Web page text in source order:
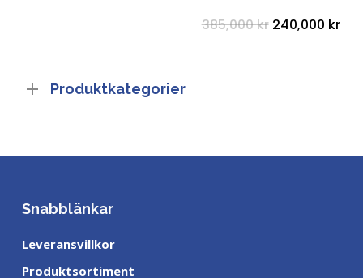
385,000kr Det
ursprungliga
240,000 krDet
Produktkategorier
Snabblänkar
Leveransvillkor
Produktsortiment